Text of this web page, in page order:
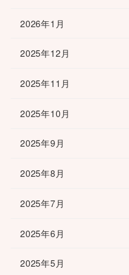
2026年1月
2025年12月
2025年11月
2025年10月
2025年9月
2025年8月
2025年7月
2025年6月
2025年5月